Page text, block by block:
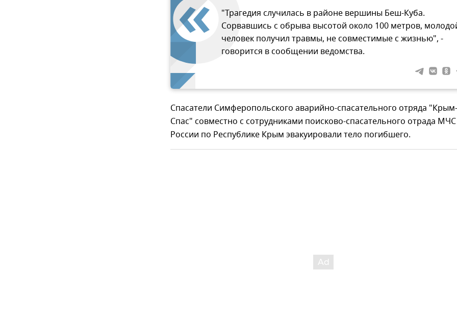
"Трагедия случилась в районе вершины Беш-Куба.
Сорвавшись с обрыва высотой около 100 метров,
человек получил травмы, не совместимые с жизнью", -
говорится в сообщении ведомства.
Спасатели Симферопольского аварийно-спасательного отряда "Крым-
Спас" совместно с сотрудниками поисково-спасательного отрада МЧС
России по Республике Крым эвакуировали тело погибшего.